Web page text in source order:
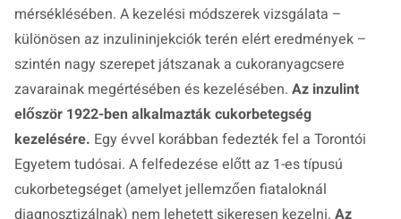
mérséklésében. A kezelési módszerek vizsgálata –
különösen az inzulininjekciók terén elért eredmények –
szintén nagy szerepet játszanak a cukoranyagcsere
zavarainak megértésében és kezelésében. Az inzulint
először 1922-ben alkalmazták cukorbetegség
kezelésére. Egy évvel korábban fedezték fel a Torontói
Egyetem tudósai. A felfedezése előtt az 1-es típusú
cukorbetegséget (amelyet jellemzően fiataloknál